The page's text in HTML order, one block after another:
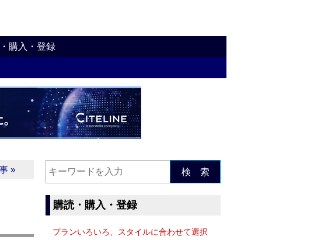
購入・登録
» 検 索
購読・購入・登録
プランいろいろ、スタイルに合わせて選択